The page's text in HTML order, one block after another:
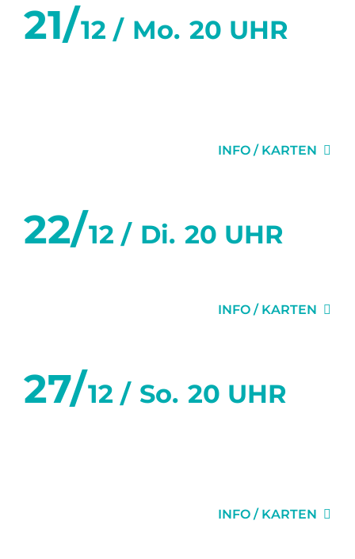
21/12 / Mo. 20 UHR
INFO / KARTEN
22/12 / Di. 20 UHR
INFO / KARTEN
27/12 / So. 20 UHR
INFO / KARTEN